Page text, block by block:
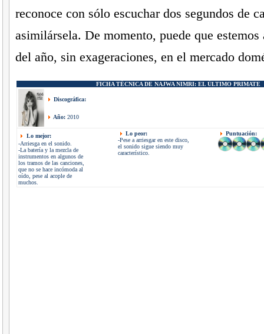
reconoce con sólo escuchar dos segundos de
asimilársela. De momento, puede que
del año, sin exageraciones, en el mercado
FICHA TÉCNICA DE NAJWA NIMRI: EL ÚLTIMO PRIMATE
Discográfica:
Año: 2010
Lo mejor:
-Arriesga en el sonido.
-La batería y la mezcla de
instrumentos en algunos de
los tramos de las canciones,
que no se hace incómoda al
oído, pese al acople de
muchos.
Lo peor:
-Pese a arriesgar en este disco,
el sonido sigue siendo muy
característico.
Puntuación: